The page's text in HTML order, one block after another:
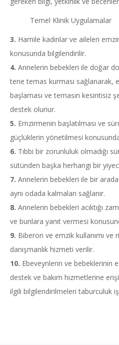
Temel Klinik Uygulamalar
3. Hamile kadınlar ve aileleri
konusunda bilgilendirilir.
4. Annelerin bebekleri ile doğar
tene temas kurması sağlanarak,
başlaması ve temasın kesintisiz
destek olunur.
5. Emzirmenin başlatılması ve
güçlüklerin yönetilmesi
6. Tıbbi bir zorunluluk olmadığı
sütünden başka herhangi bir
7. Annelerin bebekleri ile bir
aynı odada kalmaları sağlanır.
8. Annelerin bebekleri acıktığı
ve bunlara yanıt vermesi
9. Biberon ve emzik kullanımı
danışmanlık hizmeti verilir.
10. Ebeveynlerin ve bebeklerinin
destek ve bakım hizmetlerine
ilgili bilgilendirilmeleri taburculuk